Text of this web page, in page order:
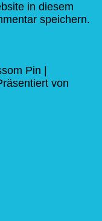
in diesem
speichern.
Pin |
von